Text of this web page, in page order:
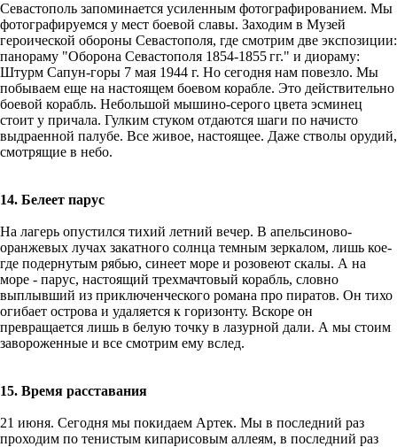
Севастополь запоминается усиленным фотографированием. Мы
фотографируемся у мест боевой славы. Заходим в Музей
героической обороны Севастополя, где смотрим две экспозиции:
панораму "Оборона Севастополя 1854-1855 гг." и диораму:
Штурм Сапун-горы 7 мая 1944 г. Но сегодня нам повезло. Мы
побываем еще на настоящем боевом корабле. Это действительно
боевой корабль. Небольшой мышино-серого цвета эсминец
стоит у причала. Гулким стуком отдаются шаги по начисто
выдраенной палубе. Все живое, настоящее. Даже стволы орудий,
смотрящие в небо.
14. Белеет парус
На лагерь опустился тихий летний вечер. В апельсиново-
оранжевых лучах закатного солнца темным зеркалом, лишь кое-
где подернутым рябью, синеет море и розовеют скалы. А на
море - парус, настоящий трехмачтовый корабль, словно
выплывший из приключенческого романа про пиратов. Он тихо
огибает острова и удаляется к горизонту. Вскоре он
превращается лишь в белую точку в лазурной дали. А мы стоим
завороженные и все смотрим ему вслед.
15. Время расставания
21 июня. Сегодня мы покидаем Артек. Мы в последний раз
проходим по тенистым кипарисовым аллеям, в последний раз